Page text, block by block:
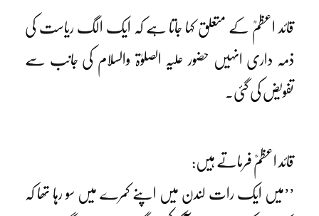
قائد اعظمؒ کے متعلق کہا جاتا ہے کہ ایک الگ ریاست کی
ذمہ داری انہیں حضور علیہ الصلوٰۃ والسلام کی جانب سے
تفویض کی گئی۔
قائد اعظمؒ فرماتے ہیں:
’’میں ایک رات لندن میں اپنے کمرے میں سو رہا تھا کہ